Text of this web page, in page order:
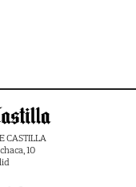
CASTILLA
10